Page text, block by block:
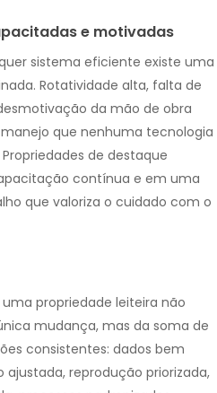
e motivadas
sistema eficiente existe uma
Rotatividade alta, falta de
da mão de obra
que nenhuma tecnologia
de destaque
contínua e em uma
que valoriza o cuidado com o
propriedade leiteira não
mudança, mas da soma de
consistentes: dados bem
ajustada, reprodução priorizada,